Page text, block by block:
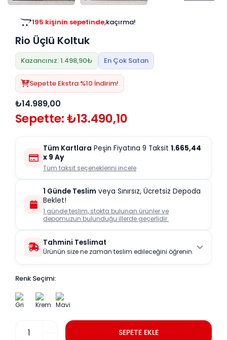
195 kişinin sepetinde,kaçırma!
Rio Üçlü Koltuk
Kazancınız: 1.498,90₺ En Çok Satan
Sepette Ekstra %10 İndirim!
₺14.989,00
Sepette: ₺13.490,10
Tüm Kartlara Peşin Fiyatına 9 Taksit 1.665,44
x 9 Ay
Tüm taksit seçeneklerini incele
1 Günde Teslim veya Sınırsız, Ücretsiz Depoda
Beklet!
1 günde teslim, stokta bulunan ürünler ve
depomuzun bulunduğu illerde geçerlidir.
Tahmini Teslimat
Ürünün size ne zaman teslim edileceğini öğrenin.
Renk Seçimi:
SEPETE EKLE
Tv
Üniteleri/Sehpaları
Orta Sehpa
Zigon Sehpa
Orta Puflar
Baza
Çalışma Masası
Duvar Rafı
Kitaplık
Masa Setleri
Tablo